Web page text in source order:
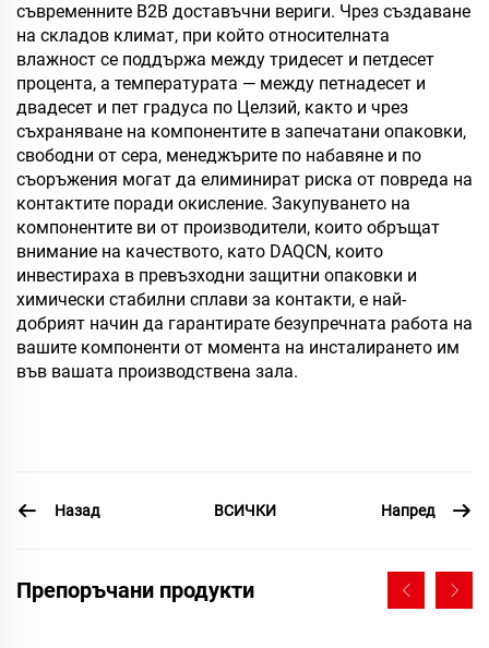
съвременните B2B доставъчни вериги. Чрез създаване
на складов климат, при който относителната
влажност се поддържа между тридесет и петдесет
процента, а температурата — между петнадесет и
двадесет и пет градуса по Целзий, както и чрез
съхраняване на компонентите в запечатани опаковки,
свободни от сера, менеджърите по набавяне и по
съоръжения могат да елиминират риска от повреда на
контактите поради окисление. Закупуването на
компонентите ви от производители, които обръщат
внимание на качеството, като DAQCN, които
инвестираха в превъзходни защитни опаковки и
химически стабилни сплави за контакти, е най-
добрият начин да гарантирате безупречната работа на
вашите компоненти от момента на инсталирането им
във вашата производствена зала.
Назад ВСИЧКИ Напред
Препоръчани продукти